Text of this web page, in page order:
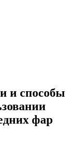
и способы
фар